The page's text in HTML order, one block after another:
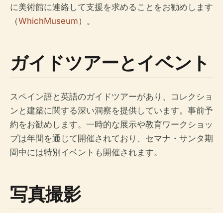
に美術館に連絡して支援を求めることをお勧めします
（WhichMuseum）。
ガイドツアーとイベント
スペイン語と英語のガイドツアーがあり、コレクショ
ンと建築に関する深い洞察を提供しています。事前予
約をお勧めします。一時的な展示や教育ワークショッ
プは年間を通じて開催されており、セマナ・サンタ期
間中には特別イベントも開催されます。
写真撮影